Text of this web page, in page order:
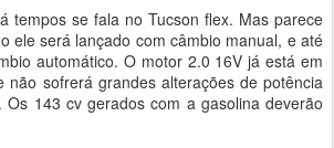
tempos se fala no Tucson flex. Mas parece
ele será lançado com câmbio manual, e até
automático. O motor 2.0 16V já está em
não sofrerá grandes alterações de potência
143 cv gerados com a gasolina deverão